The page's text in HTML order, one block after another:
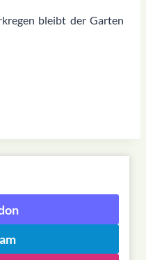
bleibt der Garten